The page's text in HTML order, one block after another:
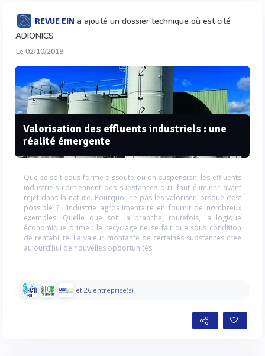
REVUE EIN a ajouté un dossier technique où est cité
ADIONICS
Le 02/10/2018
Valorisation des effluents industriels : une
réalité émergente
Que ce soit sous forme dissoute ou en suspension, les effluents
industriels contiennent des substances qu’il faut éliminer avant
rejet dans la nature. Pourquoi ne pas les valoriser lorsque c’est
possible ? L’industrie agroalimentaire en fournit de nombreux
exemples. Quelle que soit la branche, toutefois, la logique
économique prime : le recyclage ne se fait que sous condition
de rentabilité. La valeur montante de certaines substances crée
aujourd’hui de nouvelles opportunités.
et 26 entreprise(s)